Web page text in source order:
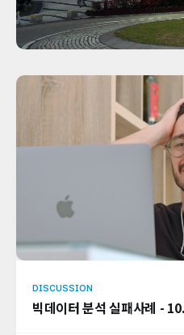
DISCUSSION
빅데이터 분석 실패사례 -